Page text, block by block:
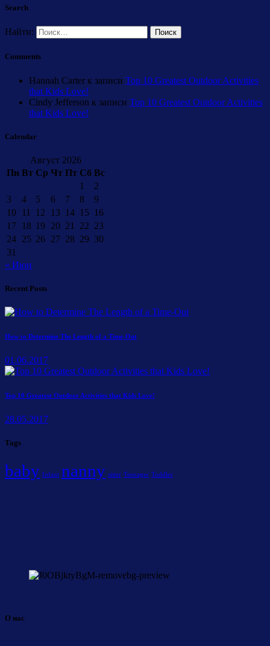
Search
Найти:
Comments
Hannah Carter к записи Top 10 Greatest Outdoor Activities
that Kids Love!
Cindy Jefferson к записи Top 10 Greatest Outdoor Activities
that Kids Love!
Calendar
Август 2026
Пн Вт Ср Чт Пт Сб Вс
1
2
3
4 5 6 7 8
9
10
11 12 13 14 15 16
17
18 19 20 21 22 23
24 25 26 27 28 29 30
31
« Июн
Recent Posts
How to Determine The Length of a Time-Out
01.06.2017
Top 10 Greatest Outdoor Activities that Kids Love!
28.05.2017
Tags
baby Infant nanny sitter Teenager Toddler
О нас